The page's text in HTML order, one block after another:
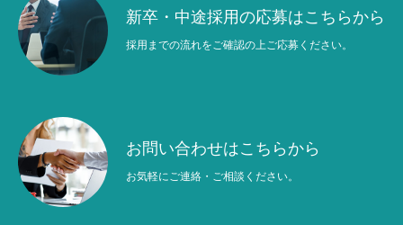
新卒・中途採用の応募はこちらから
採用までの流れをご確認の上ご応募ください。
お問い合わせはこちらから
お気軽にご連絡・ご相談ください。